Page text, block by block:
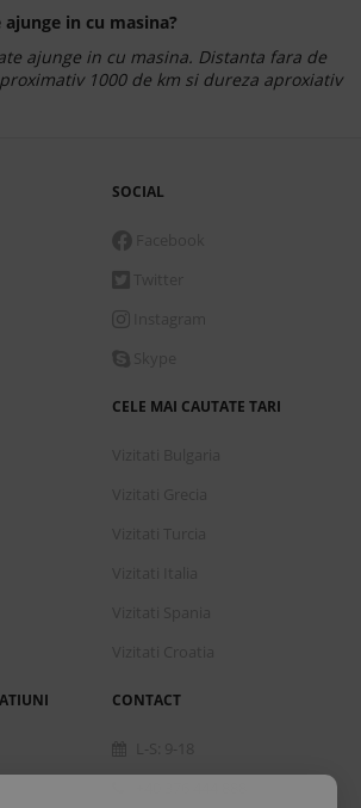
ajunge in cu masina?
ajunge in cu masina. Distanta fara de
1000 de km si dureza aproxiativ
SOCIAL
CELE MAI CAUTATE TARI
CONTACT